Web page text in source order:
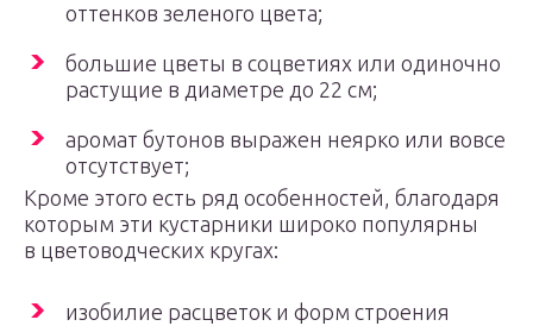
оттенков зеленого цвета;
большие цветы в соцветиях или одиночно
растущие в диаметре до 22 см;
аромат бутонов выражен неярко или вовсе
отсутствует;
Кроме этого есть ряд особенностей, благодаря
которым эти кустарники широко популярны
в цветоводческих кругах:
изобилие расцветок и форм строения